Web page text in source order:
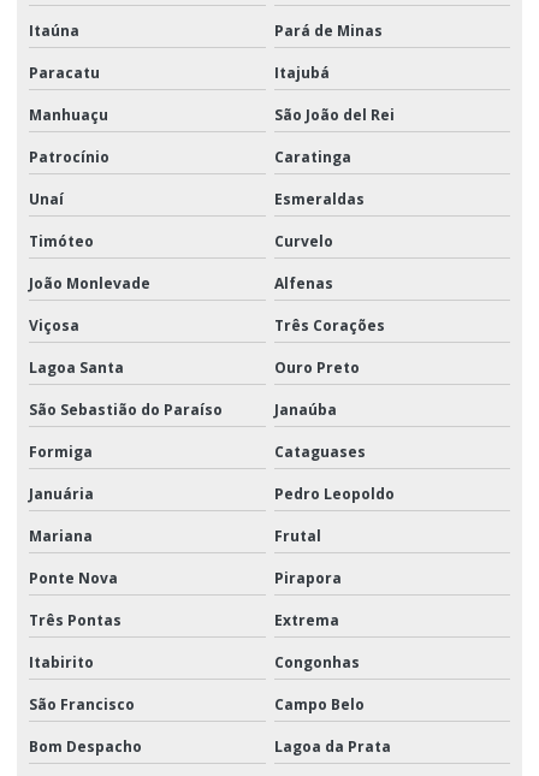
Itaúna Pará de Minas
Paracatu Itajubá
Manhuaçu São João del Rei
Patrocínio Caratinga
Unaí Esmeraldas
Timóteo Curvelo
João Monlevade Alfenas
Viçosa Três Corações
Lagoa Santa Ouro Preto
São Sebastião do Paraíso Janaúba
Formiga Cataguases
Januária Pedro Leopoldo
Mariana Frutal
Ponte Nova Pirapora
Três Pontas Extrema
Itabirito Congonhas
São Francisco Campo Belo
Bom Despacho Lagoa da Prata